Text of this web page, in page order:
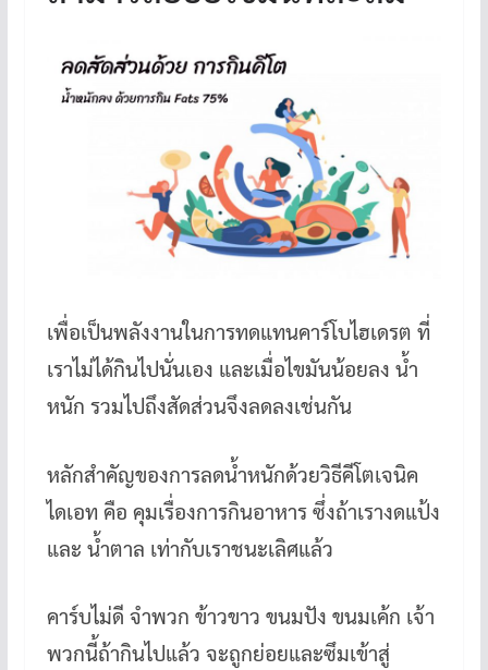
เพื่อเป็นพลังงานในการทดแทนคาร์โบไฮเดรต ที่
เราไม่ได้กินไปนั่นเอง และเมื่อไขมันน้อยลง น้ำ
หนัก รวมไปถึงสัดส่วนจึงลดลงเช่นกัน
หลักสำคัญของการลดน้ำหนักด้วยวิธีคีโตเจนิค
ไดเอท คือ คุมเรื่องการกินอาหาร ซึ่งถ้าเรางดแป้ง
และ น้ำตาล เท่ากับเราชนะเลิศแล้ว
คาร์บไม่ดี จำพวก ข้าวขาว ขนมปัง ขนมเค้ก เจ้า
พวกนี้ถ้ากินไปแล้ว จะถูกย่อยและซึมเข้าสู่